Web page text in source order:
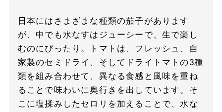
日本にはさまざまな種類の茄子があります
が、中でも水なすはジューシーで、生で楽し
むのにぴったり。トマトは、フレッシュ、自
家製のセミドライ、そしてドライトマトの3種
類を組み合わせて、異なる食感と風味を重ね
ることで味わいに奥行きを出しています。そ
こに塩揉みしたセロリを加えることで、水な